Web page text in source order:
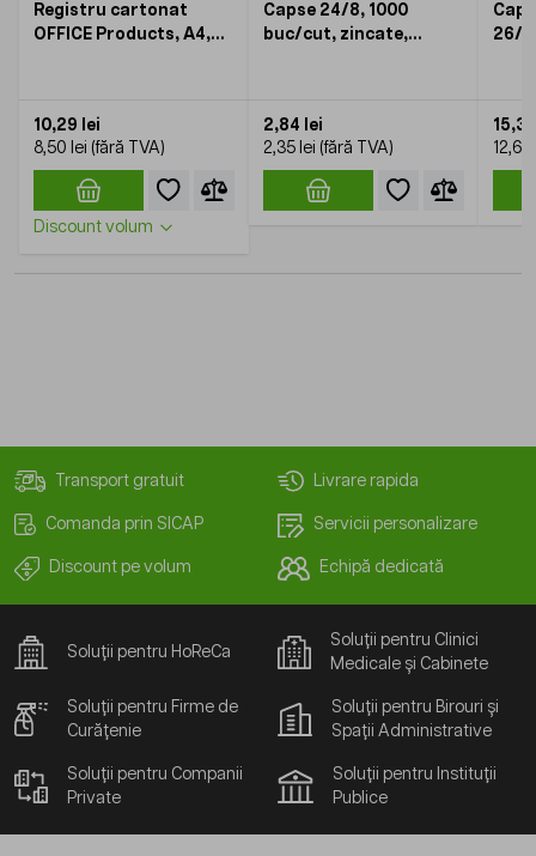
Registru cartonat
OFFICE Products, A4,
10,29 lei
8,50 lei
Discount volum
Capse 24/8, 1000
buc/cut, zincate,
2,84 lei
2,35 lei
26/
12,65
Transport gratuit Livrare rapida
Comanda prin SICAP Servicii personalizare
Discount pe volum Echipă dedicată
Soluții pentru HoReCa
Soluții pentru Clinici
Medicale și Cabinete
Soluții pentru Firme de
Curățenie
Soluții pentru Birouri și
Spații Administrative
Soluții pentru Companii
Private
Soluții pentru Instituții
Publice